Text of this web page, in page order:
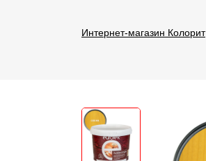
Интернет-магазин Колорит